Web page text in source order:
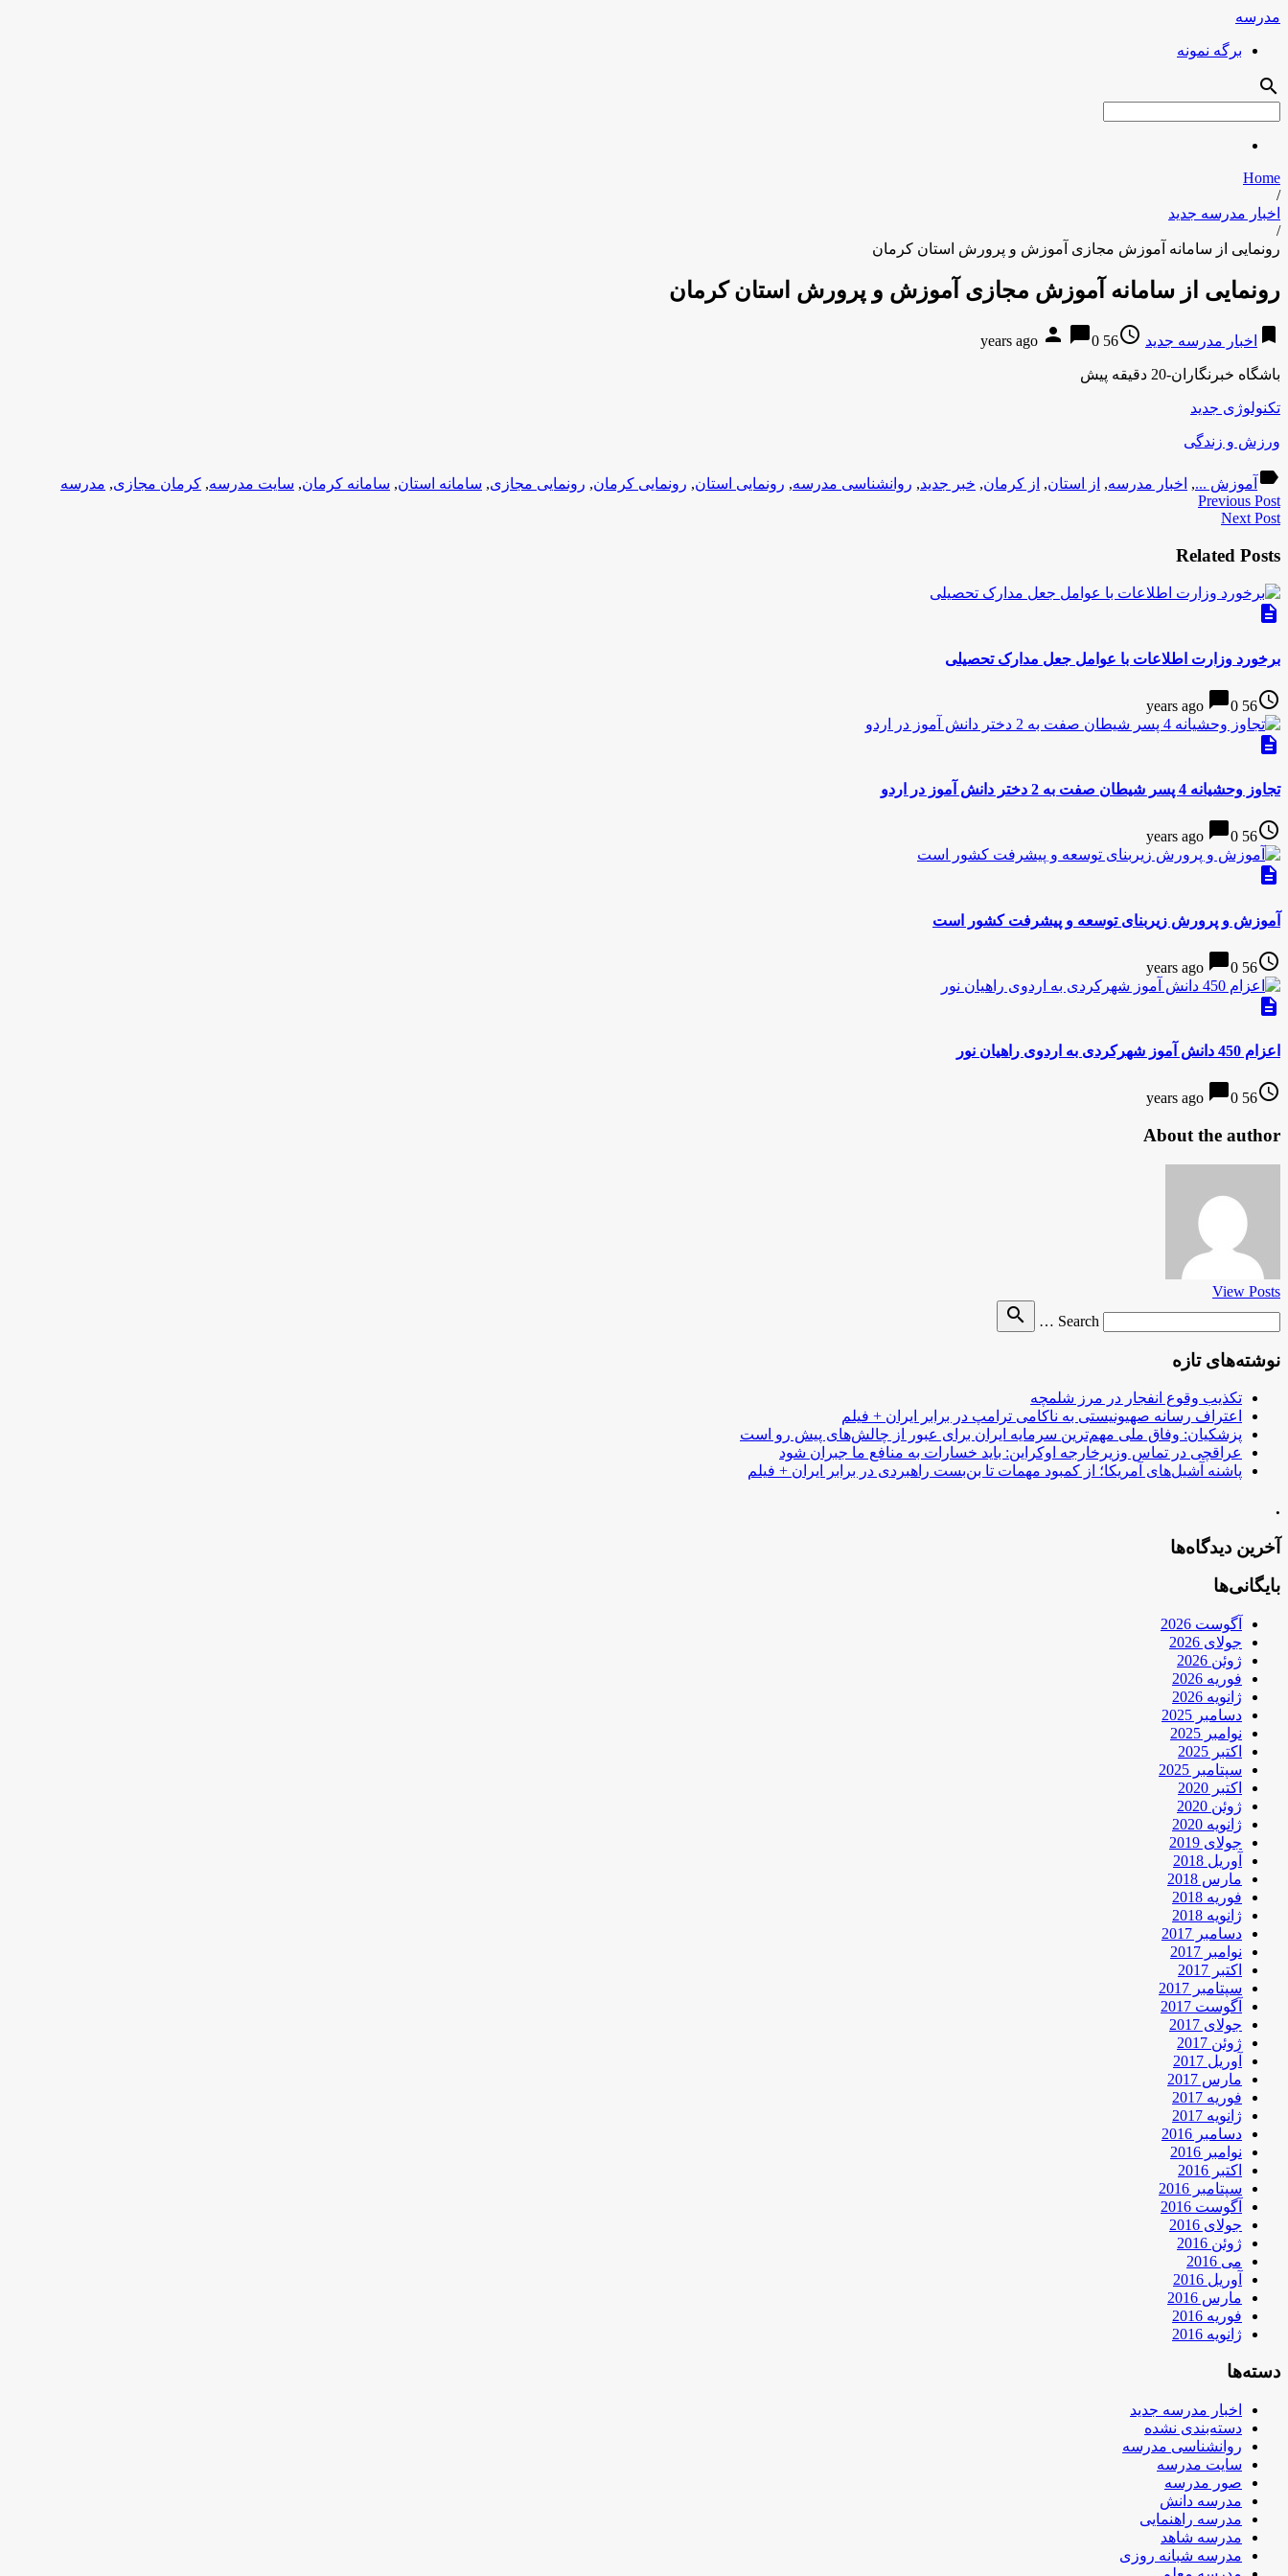
مدرسه
برگه نمونه
search
Home
/
اخبار مدرسه جدید
/
رونمایی از سامانه آموزش مجازی آموزش و پرورش استان کرمان
رونمایی از سامانه آموزش مجازی آموزش و پرورش استان کرمان
bookmark اخبار مدرسه جدید access_time
56 years ago
person chat_bubble0
باشگاه خبرنگاران-20 دقیقه پیش
تکنولوژی جدید
ورزش و زندگی
label آموزش ..., اخبار مدرسه, از استان, از کرمان, خبر جدید, روانشناسی مدرسه, رونمایی استان, رونمایی کرمان, رونمایی مجازی, سامانه استان, سامانه کرمان, سایت مدرسه, کرمان مجازی, مدرسه
Previous Post
Next Post
Related Posts
description
برخورد وزارت اطلاعات با عوامل جعل مدارک تحصیلی
access_time
56 years ago
chat_bubble0
description
تجاوز وحشیانه 4 پسر شیطان صفت به 2 دختر دانش آموز در اردو
access_time
56 years ago
chat_bubble0
description
آموزش و پرورش زیربنای توسعه و پیشرفت کشور است
access_time
56 years ago
chat_bubble0
description
اعزام 450 دانش آموز شهرکردی به اردوی راهیان نور
access_time
56 years ago
chat_bubble0
About the author
View Posts
Search …
search
نوشته‌های تازه
تکذیب وقوع انفجار در مرز شلمچه
اعتراف رسانه صهیونیستی به ناکامی ترامپ در برابر ایران + فیلم
پزشکیان: وفاق ملی مهم‌ترین سرمایه ایران برای عبور از چالش‌های پیش رو است
عراقچی در تماس وزیرخارجه اوکراین: باید خسارات به منافع ما جبران شود
پاشنه آشیل‌های آمریکا؛ از کمبود مهمات تا بن‌بست راهبردی در برابر ایران + فیلم
.
آخرین دیدگاه‌ها
بایگانی‌ها
آگوست 2026
جولای 2026
ژوئن 2026
فوریه 2026
ژانویه 2026
دسامبر 2025
نوامبر 2025
اکتبر 2025
سپتامبر 2025
اکتبر 2020
ژوئن 2020
ژانویه 2020
جولای 2019
آوریل 2018
مارس 2018
فوریه 2018
ژانویه 2018
دسامبر 2017
نوامبر 2017
اکتبر 2017
سپتامبر 2017
آگوست 2017
جولای 2017
ژوئن 2017
آوریل 2017
مارس 2017
فوریه 2017
ژانویه 2017
دسامبر 2016
نوامبر 2016
اکتبر 2016
سپتامبر 2016
آگوست 2016
جولای 2016
ژوئن 2016
می 2016
آوریل 2016
مارس 2016
فوریه 2016
ژانویه 2016
دسته‌ها
اخبار مدرسه جدید
دسته‌بندی نشده
روانشناسی مدرسه
سایت مدرسه
صور مدرسه
مدرسه دانش
مدرسه راهنمایی
مدرسه شاهد
مدرسه شبانه روزی